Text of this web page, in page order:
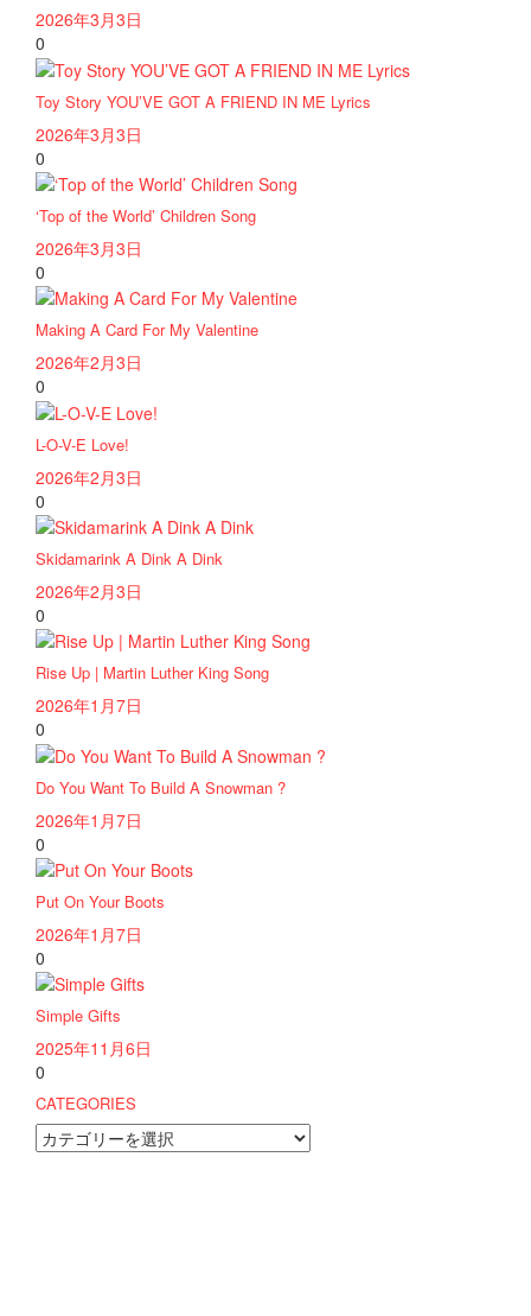
2026年3月3日
0
Toy Story YOU’VE GOT A FRIEND IN ME Lyrics
2026年3月3日
0
‘Top of the World’ Children Song
2026年3月3日
0
Making A Card For My Valentine
2026年2月3日
0
L-O-V-E Love!
2026年2月3日
0
Skidamarink A Dink A Dink
2026年2月3日
0
Rise Up | Martin Luther King Song
2026年1月7日
0
Do You Want To Build A Snowman ?
2026年1月7日
0
Put On Your Boots
2026年1月7日
0
Simple Gifts
2025年11月6日
0
CATEGORIES
CATEGORIES